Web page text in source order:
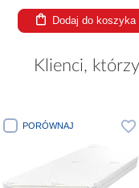
Dodaj do koszyka
Klienci,
PORÓWNAJ